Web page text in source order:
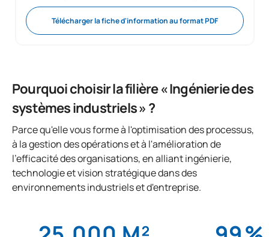
Télécharger la fiche d'information au format PDF
Pourquoi choisir la filière « Ingénierie des
systèmes industriels » ?
Parce qu'elle vous forme à l'optimisation des processus,
à la gestion des opérations et à l'amélioration de
l'efficacité des organisations, en alliant ingénierie,
technologie et vision stratégique dans des
environnements industriels et d'entreprise.